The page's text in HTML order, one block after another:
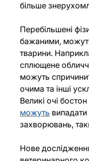
більше
Перебільшені
бажаними,
тварини.
сплющене
можуть
очима та інші
Великі очі
можуть випадати
захворювань,
Нове